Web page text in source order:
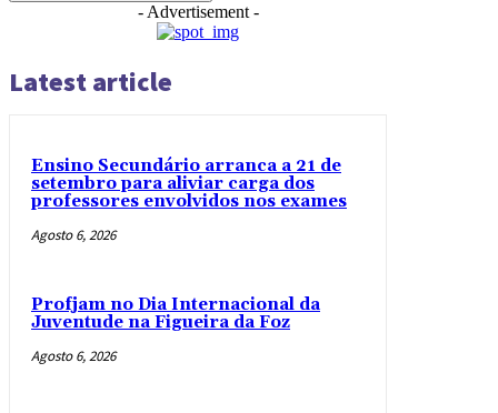
- Advertisement -
Latest article
Ensino Secundário arranca a 21 de
setembro para aliviar carga dos
professores envolvidos nos exames
Agosto 6, 2026
Profjam no Dia Internacional da
Juventude na Figueira da Foz
Agosto 6, 2026